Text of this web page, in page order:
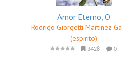
Amor Eterno, O
Rodrigo Giorgetti Martinez
(espirito)
3428 0